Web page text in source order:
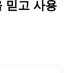
믿고 사용